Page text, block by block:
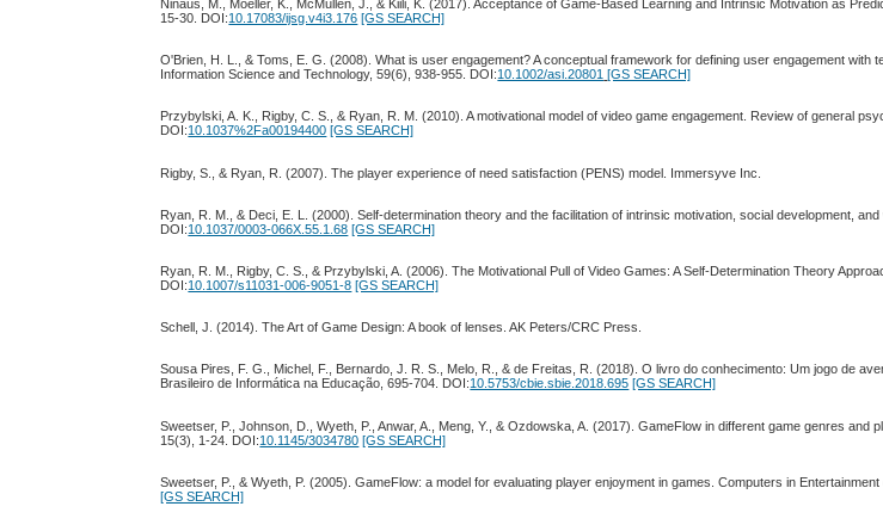
Ninaus, M., Moeller, K., McMullen, J., & Kiili, K. (2017). Acceptance of Game-Based Learning and Intrinsic Motivation as
15-30. DOI:10.17083/ijsg.v4i3.176 [GS SEARCH]
O'Brien, H. L., & Toms, E. G. (2008). What is user engagement? A conceptual framework for defining user engagement with
Information Science and Technology, 59(6), 938-955. DOI:10.1002/asi.20801 [GS SEARCH]
Przybylski, A. K., Rigby, C. S., & Ryan, R. M. (2010). A motivational model of video game engagement. Review of general
DOI:10.1037%2Fa00194400 [GS SEARCH]
Rigby, S., & Ryan, R. (2007). The player experience of need satisfaction (PENS) model. Immersyve Inc.
Ryan, R. M., & Deci, E. L. (2000). Self-determination theory and the facilitation of intrinsic motivation, social development,
DOI:10.1037/0003-066X.55.1.68 [GS SEARCH]
Ryan, R. M., Rigby, C. S., & Przybylski, A. (2006). The Motivational Pull of Video Games: A Self-Determination Theory
DOI:10.1007/s11031-006-9051-8 [GS SEARCH]
Schell, J. (2014). The Art of Game Design: A book of lenses. AK Peters/CRC Press.
Sousa Pires, F. G., Michel, F., Bernardo, J. R. S., Melo, R., & de Freitas, R. (2018). O livro do conhecimento: Um jogo de
Brasileiro de Informática na Educação, 695-704. DOI:10.5753/cbie.sbie.2018.695 [GS SEARCH]
Sweetser, P., Johnson, D., Wyeth, P., Anwar, A., Meng, Y., & Ozdowska, A. (2017). GameFlow in different game genres and
15(3), 1-24. DOI:10.1145/3034780 [GS SEARCH]
Sweetser, P., & Wyeth, P. (2005). GameFlow: a model for evaluating player enjoyment in games. Computers in
[GS SEARCH]